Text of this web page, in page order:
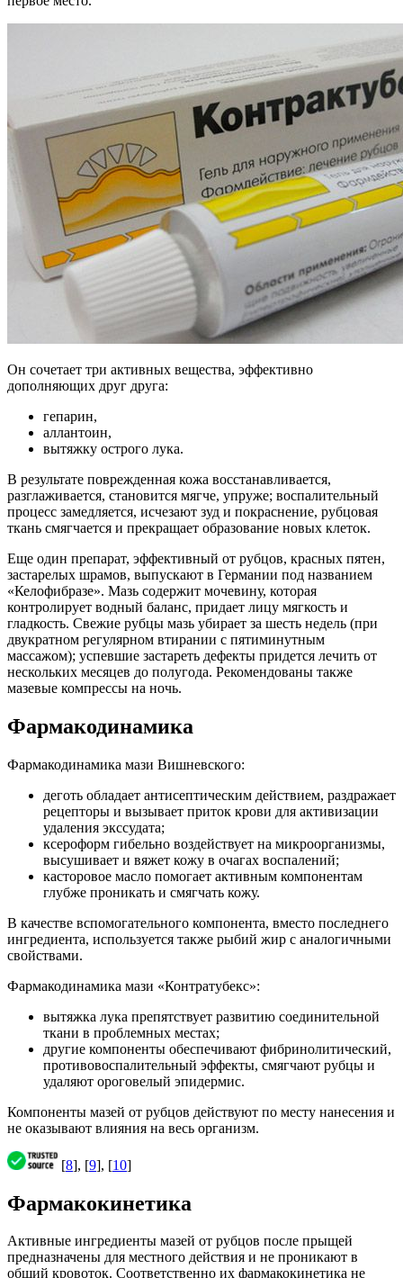
Он сочетает три активных вещества, эффективно
дополняющих друг друга:
гепарин,
аллантоин,
вытяжку острого лука.
В результате поврежденная кожа восстанавливается,
разглаживается, становится мягче, упруже; воспалительный
процесс замедляется, исчезают зуд и покраснение, рубцовая
ткань смягчается и прекращает образование новых клеток.
Еще один препарат, эффективный от рубцов, красных пятен,
застарелых шрамов, выпускают в Германии под названием
«Келофибразе». Мазь содержит мочевину, которая
контролирует водный баланс, придает лицу мягкость и
гладкость. Свежие рубцы мазь убирает за шесть недель (при
двукратном регулярном втирании с пятиминутным
массажом); успевшие застареть дефекты придется лечить от
нескольких месяцев до полугода. Рекомендованы также
мазевые компрессы на ночь.
Фармакодинамика
Фармакодинамика мази Вишневского:
деготь обладает антисептическим действием, раздражает
рецепторы и вызывает приток крови для активизации
удаления экссудата;
ксероформ гибельно воздействует на микроорганизмы,
высушивает и вяжет кожу в очагах воспалений;
касторовое масло помогает активным компонентам
глубже проникать и смягчать кожу.
В качестве вспомогательного компонента, вместо последнего
ингредиента, используется также рыбий жир с аналогичными
свойствами.
Фармакодинамика мази «Контратубекс»:
вытяжка лука препятствует развитию соединительной
ткани в проблемных местах;
другие компоненты обеспечивают фибринолитический,
противовоспалительный эффекты, смягчают рубцы и
удаляют ороговелый эпидермис.
Компоненты мазей от рубцов действуют по месту нанесения и
не оказывают влияния на весь организм.
[8], [9], [10]
Фармакокинетика
Активные ингредиенты мазей от рубцов после прыщей
предназначены для местного действия и не проникают в
общий кровоток. Соответственно их фармакокинетика не